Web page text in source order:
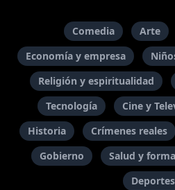
Comedia Arte
Economía y empresa
Religión y espiritualidad
Tecnología
Cine y
Historia
Crímenes reales
Gobierno
Salud y
Deportes